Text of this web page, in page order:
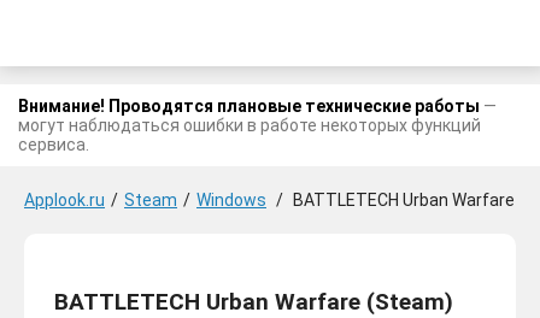
Внимание! Проводятся плановые технические работы —
могут наблюдаться ошибки в работе некоторых функций
сервиса.
Applook.ru / Steam / Windows / BATTLETECH Urban Warfare
BATTLETECH Urban Warfare (Steam)